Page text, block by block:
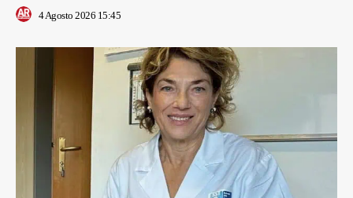
4 Agosto 2026 15:45